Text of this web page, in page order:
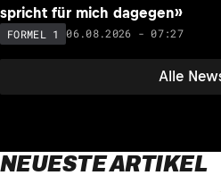
Alle
spricht für mich dagegen»
FORMEL 1 06.08.2026 - 07:27
NEUESTE ARTIKEL